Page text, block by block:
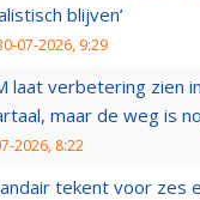
blijven’
07-2026, 9:29
laat verbetering zien
maar de weg is
2026, 8:22
tekent voor zes